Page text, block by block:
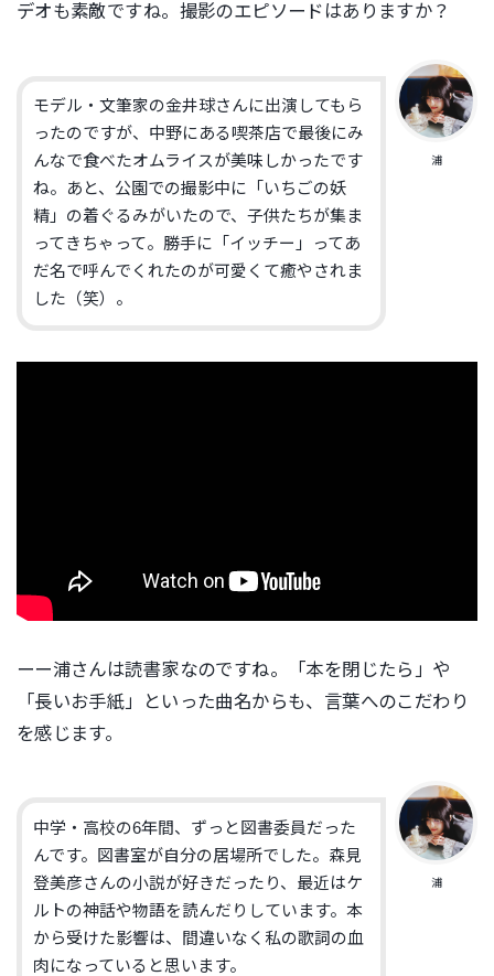
デオも素敵ですね。撮影のエピソードはありますか？
浦
モデル・文筆家の金井球さんに出演してもら
ったのですが、中野にある喫茶店で最後にみ
んなで食べたオムライスが美味しかったです
ね。あと、公園での撮影中に「いちごの妖
精」の着ぐるみがいたので、子供たちが集ま
ってきちゃって。勝手に「イッチー」ってあ
だ名で呼んでくれたのが可愛くて癒やされま
した（笑）。
ーー浦さんは読書家なのですね。「本を閉じたら」や
「長いお手紙」といった曲名からも、言葉へのこだわり
を感じます。
浦
中学・高校の6年間、ずっと図書委員だった
んです。図書室が自分の居場所でした。森見
登美彦さんの小説が好きだったり、最近はケ
ルトの神話や物語を読んだりしています。本
から受けた影響は、間違いなく私の歌詞の血
肉になっていると思います。